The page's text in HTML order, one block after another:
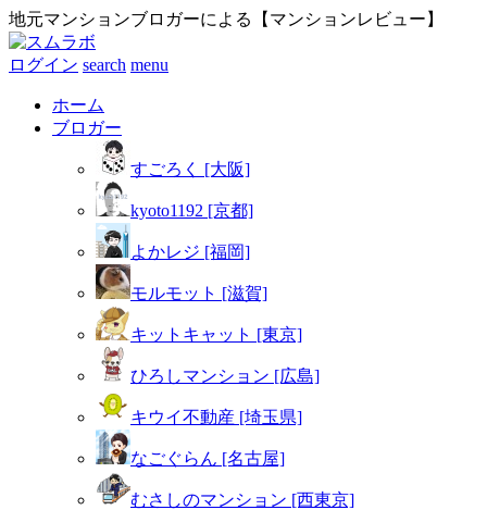
地元マンションブロガーによる【マンションレビュー】
ログイン search menu
ホーム
ブロガー
すごろく [大阪]
kyoto1192 [京都]
よかレジ [福岡]
モルモット [滋賀]
キットキャット [東京]
ひろしマンション [広島]
キウイ不動産 [埼玉県]
なごぐらん [名古屋]
むさしのマンション [西東京]